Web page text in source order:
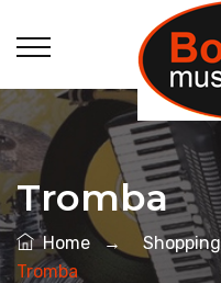
Tromba
Home → Shopping
Tromba